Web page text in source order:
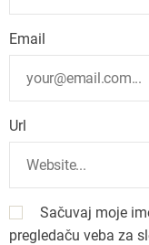
Email
Url
Sačuvaj moje
pregledaču veba za